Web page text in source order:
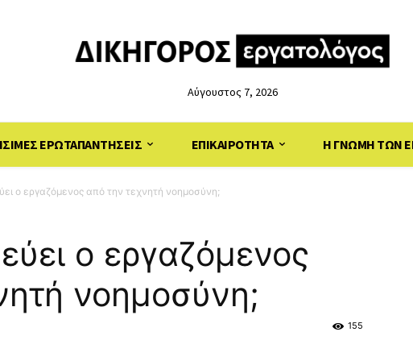
Αύγουστος 7, 2026
ΕΡΩΤΑΠΑΝΤΗΣΕΙΣ ΕΠΙΚΑΙΡΟΤΗΤΑ Η ΓΝΩΜΗ ΤΩΝ
ο εργαζόμενος από την τεχνητή νοημοσύνη;
ο εργαζόμενος
νοημοσύνη;
155